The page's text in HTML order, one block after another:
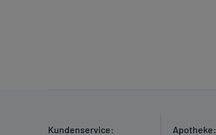
Kundenservice: Apotheke: